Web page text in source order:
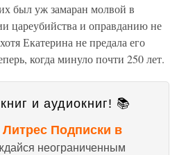
был уж замаран молвой в
цареубийства и оправданию не
Екатерина не предала его
когда минуло почти 250 лет.
и аудиокниг! 📚
Подписки в
неограниченным